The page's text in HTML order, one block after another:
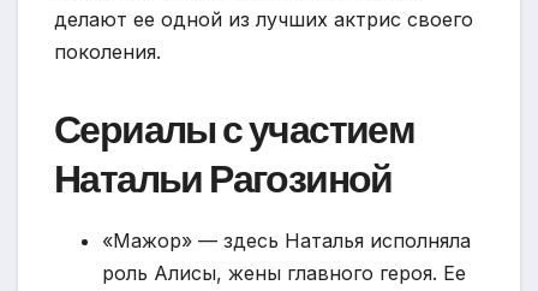
делают ее одной из лучших актрис своего
поколения.
Сериалы с участием
Натальи Рагозиной
«Мажор» — здесь Наталья исполняла
роль Алисы, жены главного героя. Ее